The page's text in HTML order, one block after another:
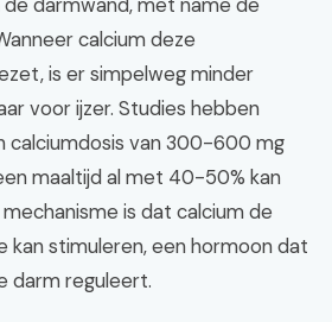
calcium deze
is er simpelweg minder
voor ijzer. Studies hebben
calciumdosis van 300-600 mg
maaltijd al met 40-50% kan
is dat calcium de
kan stimuleren, een hormoon dat
darm reguleert.